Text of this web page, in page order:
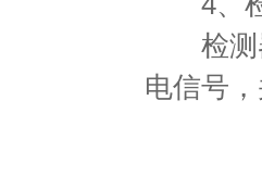
检测器
电信号